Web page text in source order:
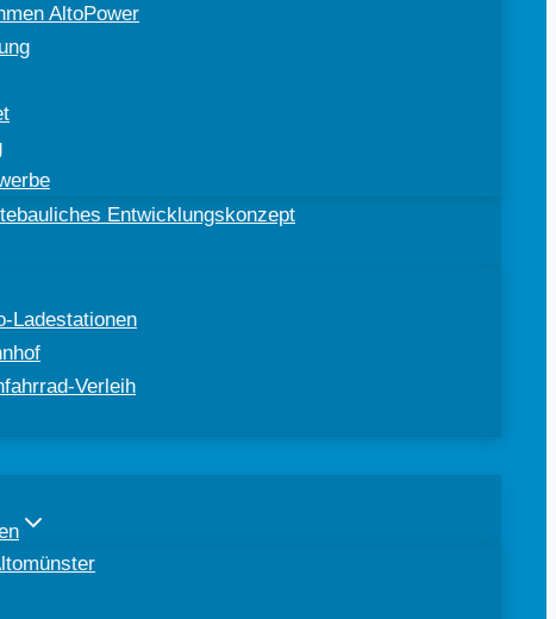
AltoPower
Entwicklungskonzept
Ladestationen
Verleih